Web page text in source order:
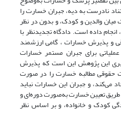
نادرست به دیه، جبران خسارت را
والدین و کودک، و بدون در نظر
داده است. دادگاه تجدیدنظر با
و پذیرش خسارات ، گامی ارزشمند
عملیاتی برای جبران مستمر خسارات
این پژوهش این است که پذیرش
حقوقی مطالبه خسارت را در صورت
می‌کند، و جبران این خسارات نباید
طریق تعیین خسارت به‌صورت دوره‌ای و
کودک و خانواده، و بر اساس نظر